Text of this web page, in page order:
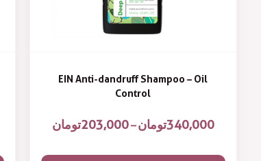
EIN Anti-dandruff Shampoo – Oil
Control
203,000تومان – 340,000تومان